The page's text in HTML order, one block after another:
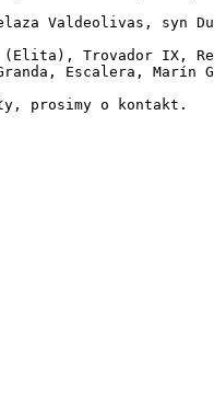
Valdeolivas, syn
Trovador IX,
Escalera,
prosimy o kontakt.